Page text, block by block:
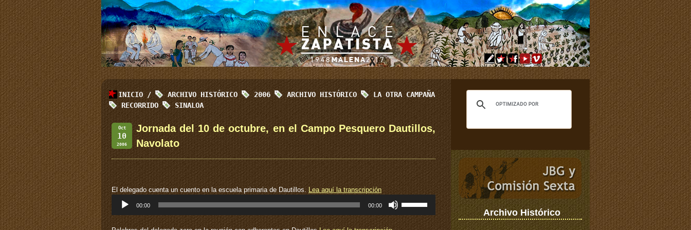
INICIO / ARCHIVO HISTÓRICO 2006 ARCHIVO HISTÓRICO
LA OTRA CAMPAÑA
RECORRIDO
SINALOA
Oct
10
2006
Jornada del 10 de octubre, en el Campo Pesquero Dautillos,
Navolato
El delegado cuenta un cuento en la escuela primaria de Dautillos.
Lea aquí la transcripción
Reproductor
audio
00:00 00:00
las
teclas
Archivo Histórico